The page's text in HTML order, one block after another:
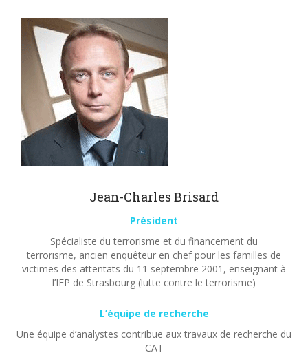
Jean-Charles Brisard
Président
Spécialiste du terrorisme et du financement du
terrorisme, ancien enquêteur en chef pour les familles de
victimes des attentats du 11 septembre 2001, enseignant à
l’IEP de Strasbourg (lutte contre le terrorisme)
L’équipe de recherche
Une équipe d’analystes contribue aux travaux de recherche du
CAT